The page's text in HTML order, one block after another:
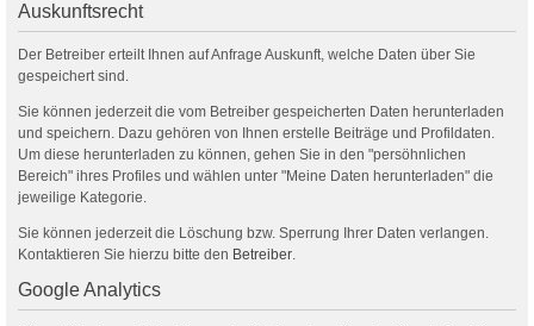
Auskunftsrecht
Der Betreiber erteilt Ihnen auf Anfrage Auskunft, welche Daten über Sie
gespeichert sind.
Sie können jederzeit die vom Betreiber gespeicherten Daten herunterladen
und speichern. Dazu gehören von Ihnen erstelle Beiträge und Profildaten.
Um diese herunterladen zu können, gehen Sie in den "persöhnlichen
Bereich" ihres Profiles und wählen unter "Meine Daten herunterladen" die
jeweilige Kategorie.
Sie können jederzeit die Löschung bzw. Sperrung Ihrer Daten verlangen.
Kontaktieren Sie hierzu bitte den Betreiber.
Google Analytics